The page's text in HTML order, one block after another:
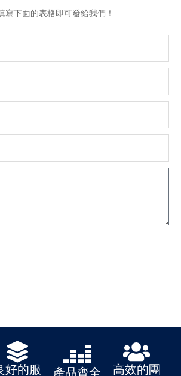
寫下面的表格即可發給我們！
好的服
產品齊全
高效的團